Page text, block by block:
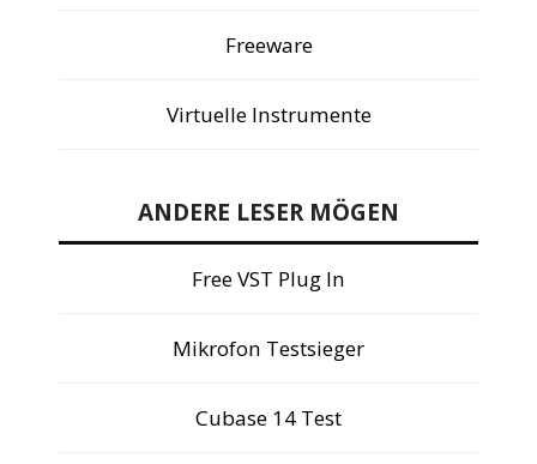
Freeware
Virtuelle Instrumente
ANDERE LESER MÖGEN
Free VST Plug In
Mikrofon Testsieger
Cubase 14 Test